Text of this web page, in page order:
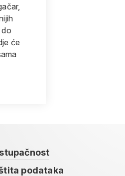
do
će
podataka